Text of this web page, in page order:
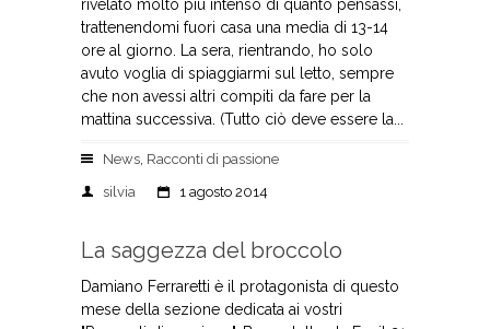
rivelato molto più intenso di quanto pensassi,
trattenendomi fuori casa una media di 13-14
ore al giorno. La sera, rientrando, ho solo
avuto voglia di spiaggiarmi sul letto, sempre
che non avessi altri compiti da fare per la
mattina successiva. (Tutto ciò deve essere la...
News, Racconti di passione
silvia
1 agosto 2014
La saggezza del broccolo
Damiano Ferraretti è il protagonista di questo
mese della sezione dedicata ai vostri